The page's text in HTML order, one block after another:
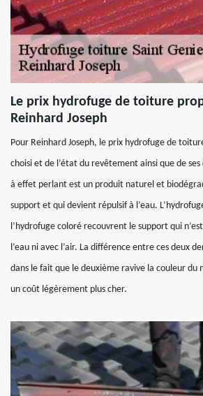
Le prix hydrofuge de toiture
Reinhard Joseph
Pour Reinhard Joseph, le prix hydrofuge de
choisi et de l’état du revêtement ainsi que de ses
à effet perlant est un produit naturel et
support et qui devient répulsif à l’eau.
l’hydrofuge coloré recouvrent le support qui
l’eau ni avec l’air. La différence entre ces deux
dans le fait que le deuxième ravive la couleur
un coût légèrement plus cher.